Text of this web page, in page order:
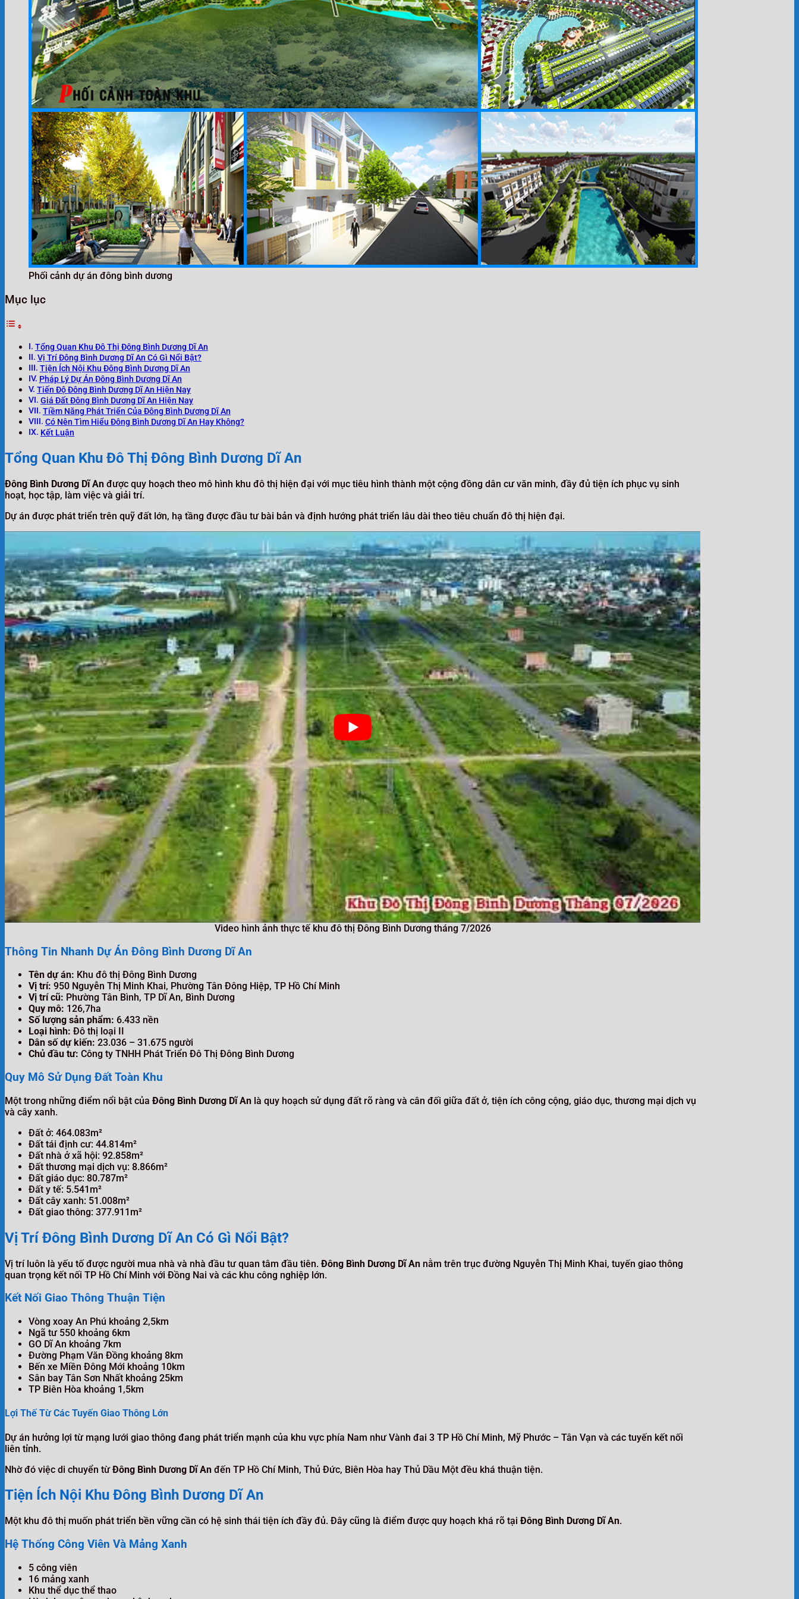
Phối cảnh dự án đông bình dương
Mục lục
Tổng Quan Khu Đô Thị Đông Bình Dương Dĩ An
Vị Trí Đông Bình Dương Dĩ An Có Gì Nổi Bật?
Tiện Ích Nội Khu Đông Bình Dương Dĩ An
Pháp Lý Dự Án Đông Bình Dương Dĩ An
Tiến Độ Đông Bình Dương Dĩ An Hiện Nay
Giá Đất Đông Bình Dương Dĩ An Hiện Nay
Tiềm Năng Phát Triển Của Đông Bình Dương Dĩ An
Có Nên Tìm Hiểu Đông Bình Dương Dĩ An Hay Không?
Kết Luận
Tổng Quan Khu Đô Thị Đông Bình Dương Dĩ An
Đông Bình Dương Dĩ An được quy hoạch theo mô hình khu đô thị hiện đại với mục tiêu hình thành một cộng đồng dân cư văn minh, đầy đủ tiện ích phục vụ sinh
hoạt, học tập, làm việc và giải trí.
Dự án được phát triển trên quỹ đất lớn, hạ tầng được đầu tư bài bản và định hướng phát triển lâu dài theo tiêu chuẩn đô thị hiện đại.
Video hình ảnh thực tế khu đô thị Đông Bình Dương tháng 7/2026
Thông Tin Nhanh Dự Án Đông Bình Dương Dĩ An
Tên dự án: Khu đô thị Đông Bình Dương
Vị trí: 950 Nguyễn Thị Minh Khai, Phường Tân Đông Hiệp, TP Hồ Chí Minh
Vị trí cũ: Phường Tân Bình, TP Dĩ An, Bình Dương
Quy mô: 126,7ha
Số lượng sản phẩm: 6.433 nền
Loại hình: Đô thị loại II
Dân số dự kiến: 23.036 – 31.675 người
Chủ đầu tư: Công ty TNHH Phát Triển Đô Thị Đông Bình Dương
Quy Mô Sử Dụng Đất Toàn Khu
Một trong những điểm nổi bật của Đông Bình Dương Dĩ An là quy hoạch sử dụng đất rõ ràng và cân đối giữa đất ở, tiện ích công cộng, giáo dục, thương mại dịch vụ
và cây xanh.
Đất ở: 464.083m²
Đất tái định cư: 44.814m²
Đất nhà ở xã hội: 92.858m²
Đất thương mại dịch vụ: 8.866m²
Đất giáo dục: 80.787m²
Đất y tế: 5.541m²
Đất cây xanh: 51.008m²
Đất giao thông: 377.911m²
Vị Trí Đông Bình Dương Dĩ An Có Gì Nổi Bật?
Vị trí luôn là yếu tố được người mua nhà và nhà đầu tư quan tâm đầu tiên. Đông Bình Dương Dĩ An nằm trên trục đường Nguyễn Thị Minh Khai, tuyến giao thông
quan trọng kết nối TP Hồ Chí Minh với Đồng Nai và các khu công nghiệp lớn.
Kết Nối Giao Thông Thuận Tiện
Vòng xoay An Phú khoảng 2,5km
Ngã tư 550 khoảng 6km
GO Dĩ An khoảng 7km
Đường Phạm Văn Đồng khoảng 8km
Bến xe Miền Đông Mới khoảng 10km
Sân bay Tân Sơn Nhất khoảng 25km
TP Biên Hòa khoảng 1,5km
Lợi Thế Từ Các Tuyến Giao Thông Lớn
Dự án hưởng lợi từ mạng lưới giao thông đang phát triển mạnh của khu vực phía Nam như Vành đai 3 TP Hồ Chí Minh, Mỹ Phước – Tân Vạn và các tuyến kết nối
liên tỉnh.
Nhờ đó việc di chuyển từĐông Bình Dương Dĩ An đến TP Hồ Chí Minh, Thủ Đức, Biên Hòa hay Thủ Dầu Một đều khá thuận tiện.
Tiện Ích Nội Khu Đông Bình Dương Dĩ An
Một khu đô thị muốn phát triển bền vững cần có hệ sinh thái tiện ích đầy đủ. Đây cũng là điểm được quy hoạch khá rõ tại Đông Bình Dương Dĩ An.
Hệ Thống Công Viên Và Mảng Xanh
5 công viên
16 mảng xanh
Khu thể dục thể thao